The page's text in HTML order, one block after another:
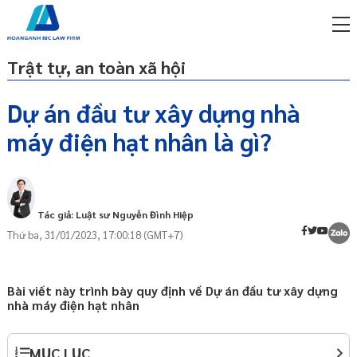
Trật tự, an toàn xã hội
Dự án đầu tư xây dựng nhà
máy điện hạt nhân là gì?
Tác giả: Luật sư Nguyễn Đình Hiệp
Thứ ba, 31/01/2023, 17:00:18 (GMT+7)
Bài viết này trình bày quy định về Dự án đầu tư xây dựng
nhà máy điện hạt nhân
MỤC LỤC
phí qua zalo
sư trực tuyến online
ty/doanh nghiệp
gói
phí qua zalo
ty/doanh nghiệp
gói
ty/doanh nghiệp
gói